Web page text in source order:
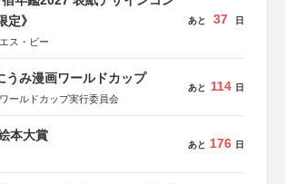
定》
ス・ビー
あと 37 日
うみ漫画ワールドカップ
ールドカップ実行委員会
あと 114 日
本大賞
あと 176 日